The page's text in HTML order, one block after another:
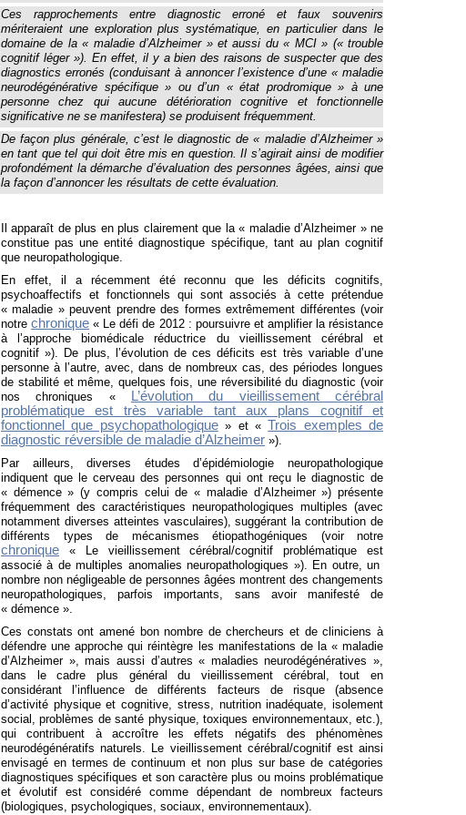
Ces rapprochements entre diagnostic erroné et faux souvenirs
mériteraient une exploration plus systématique, en particulier dans le
domaine de la « maladie d’Alzheimer » et aussi du « MCI » (« trouble
cognitif léger »). En effet, il y a bien des raisons de suspecter que des
diagnostics erronés (conduisant à annoncer l’existence d’une « maladie
neurodégénérative spécifique » ou d’un « état prodromique » à une
personne chez qui aucune détérioration cognitive et fonctionnelle
significative ne se manifestera) se produisent fréquemment.
De façon plus générale, c’est le diagnostic de « maladie d’Alzheimer »
en tant que tel qui doit être mis en question. Il s’agirait ainsi de modifier
profondément la démarche d’évaluation des personnes âgées, ainsi que
la façon d’annoncer les résultats de cette évaluation.
Il apparaît de plus en plus clairement que la « maladie d’Alzheimer » ne
constitue pas une entité diagnostique spécifique, tant au plan cognitif
que neuropathologique.
En effet, il a récemment été reconnu que les déficits cognitifs,
psychoaffectifs et fonctionnels qui sont associés à cette prétendue
« maladie » peuvent prendre des formes extrêmement différentes (voir
notrechronique « Le défi de 2012 : poursuivre et amplifier la résistance
à l’approche biomédicale réductrice du vieillissement cérébral et
cognitif »). De plus, l’évolution de ces déficits est très variable d’une
personne à l’autre, avec, dans de nombreux cas, des périodes longues
de stabilité et même, quelques fois, une réversibilité du diagnostic (voir
nos chroniques «
L’évolution du vieillissement cérébral
problématique est très variable tant aux plans cognitif et
fonctionnel que psychopathologique» et « Trois exemples de
diagnostic réversible de maladie d’Alzheimer »).
Par ailleurs, diverses études d’épidémiologie neuropathologique
indiquent que le cerveau des personnes qui ont reçu le diagnostic de
« démence » (y compris celui de « maladie d’Alzheimer ») présente
fréquemment des caractéristiques neuropathologiques multiples (avec
notamment diverses atteintes vasculaires), suggérant la contribution de
différents types de mécanismes étiopathogéniques (voir notre
chronique « Le vieillissement cérébral/cognitif problématique est
associé à de multiples anomalies neuropathologiques »). En outre, un
nombre non négligeable de personnes âgées montrent des changements
neuropathologiques, parfois importants, sans avoir manifesté de
« démence ».
Ces constats ont amené bon nombre de chercheurs et de cliniciens à
défendre une approche qui réintègre les manifestations de la « maladie
d’Alzheimer », mais aussi d’autres « maladies neurodégénératives »,
dans le cadre plus général du vieillissement cérébral, tout en
considérant l’influence de différents facteurs de risque (absence
d’activité physique et cognitive, stress, nutrition inadéquate, isolement
social, problèmes de santé physique, toxiques environnementaux, etc.),
qui contribuent à accroître les effets négatifs des phénomènes
neurodégénératifs naturels. Le vieillissement cérébral/cognitif est ainsi
envisagé en termes de continuum et non plus sur base de catégories
diagnostiques spécifiques et son caractère plus ou moins problématique
et évolutif est considéré comme dépendant de nombreux facteurs
(biologiques, psychologiques, sociaux, environnementaux).